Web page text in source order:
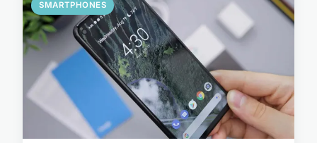
SMARTPHONES